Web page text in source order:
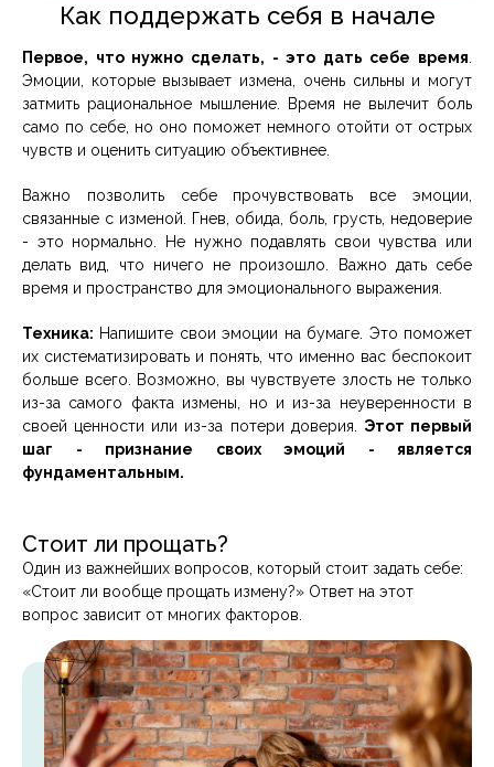
Как поддержать себя в начале
Первое, что нужно сделать, - это дать себе время.
Эмоции, которые вызывает измена, очень сильны и могут
затмить рациональное мышление. Время не вылечит боль
само по себе, но оно поможет немного отойти от острых
чувств и оценить ситуацию объективнее.
Важно позволить себе прочувствовать все эмоции,
связанные с изменой. Гнев, обида, боль, грусть, недоверие
- это нормально. Не нужно подавлять свои чувства или
делать вид, что ничего не произошло. Важно дать себе
время и пространство для эмоционального выражения.
Техника: Напишите свои эмоции на бумаге. Это поможет
их систематизировать и понять, что именно вас беспокоит
больше всего. Возможно, вы чувствуете злость не только
из-за самого факта измены, но и из-за неуверенности в
своей ценности или из-за потери доверия. Этот первый
шаг - признание своих эмоций - является
фундаментальным.
Стоит ли прощать?
Один из важнейших вопросов, который стоит задать себе:
«Стоит ли вообще прощать измену?» Ответ на этот
вопрос зависит от многих факторов.